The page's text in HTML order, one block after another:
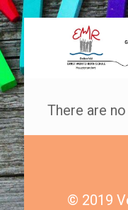
There are
© 2019